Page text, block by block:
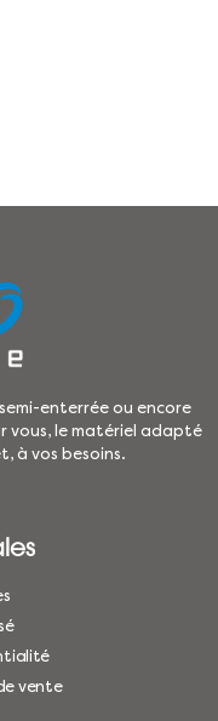
enterrée ou encore
vous, le matériel adapté
à vos besoins.
vente